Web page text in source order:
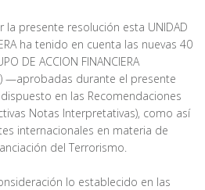
presente resolución esta UNIDAD
ha tenido en cuenta las nuevas 40
DE ACCION FINANCIERA
—aprobadas durante el presente
en las Recomendaciones
Notas Interpretativas), como así
internacionales en materia de
del Terrorismo.
lo establecido en las